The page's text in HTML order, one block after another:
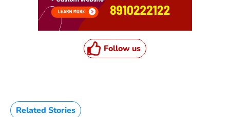
Follow us
Related Stories